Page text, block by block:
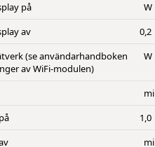
på
W
av
0,2
(se användarhandboken
av WiFi-modulen)
W
1,0